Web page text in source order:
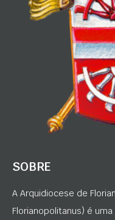
SOBRE
A Arquidiocese de
Florianopolitanus) é